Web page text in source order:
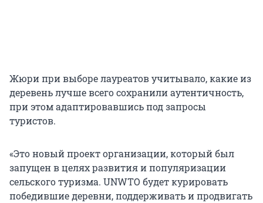
Жюри при выборе лауреатов учитывало, какие из
деревень лучше всего сохранили аутентичность,
при этом адаптировавшись под запросы
туристов.
«Это новый проект организации, который был
запущен в целях развития и популяризации
сельского туризма. UNWTO будет курировать
победившие деревни, поддерживать и продвигать